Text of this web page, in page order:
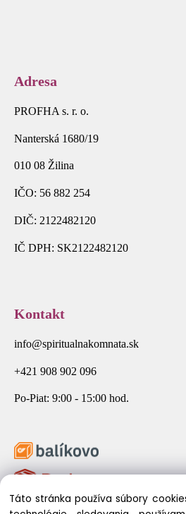
Adresa
PROFHA s. r. o.
Nanterská 1680/19
010 08 Žilina
IČO: 56 882 254
DIČ: 2122482120
IČ DPH: SK2122482120
Kontakt
info@spiritualnakomnata.sk
+421 908 902 096
Po-Piat: 9:00 - 15:00 hod.
Táto stránka používa súbory